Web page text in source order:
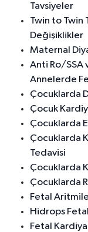
Tavsiyeler
Twin to Twin
Değişiklikler
Maternal
Anti Ro/SSA
Annelerde
Çocuklarda
Çocuk
Çocuklarda
Çocuklarda
Tedavisi
Çocuklarda
Çocuklarda
Fetal
Hidrops
Fetal